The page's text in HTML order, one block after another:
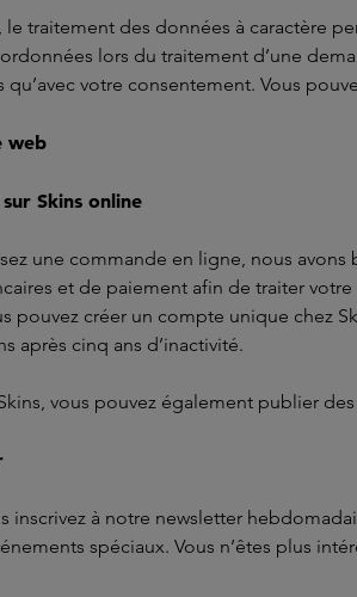
le traitement des données à caractère
lors du traitement d’une
qu’avec votre consentement. Vous
web
Skins online
une commande en ligne, nous
et de paiement afin de traiter
pouvez créer un compte unique chez
après cinq ans d’inactivité.
vous pouvez également publier
inscrivez à notre newsletter
spéciaux. Vous n’êtes plus